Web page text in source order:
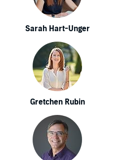
Sarah Hart-Unger
Gretchen Rubin